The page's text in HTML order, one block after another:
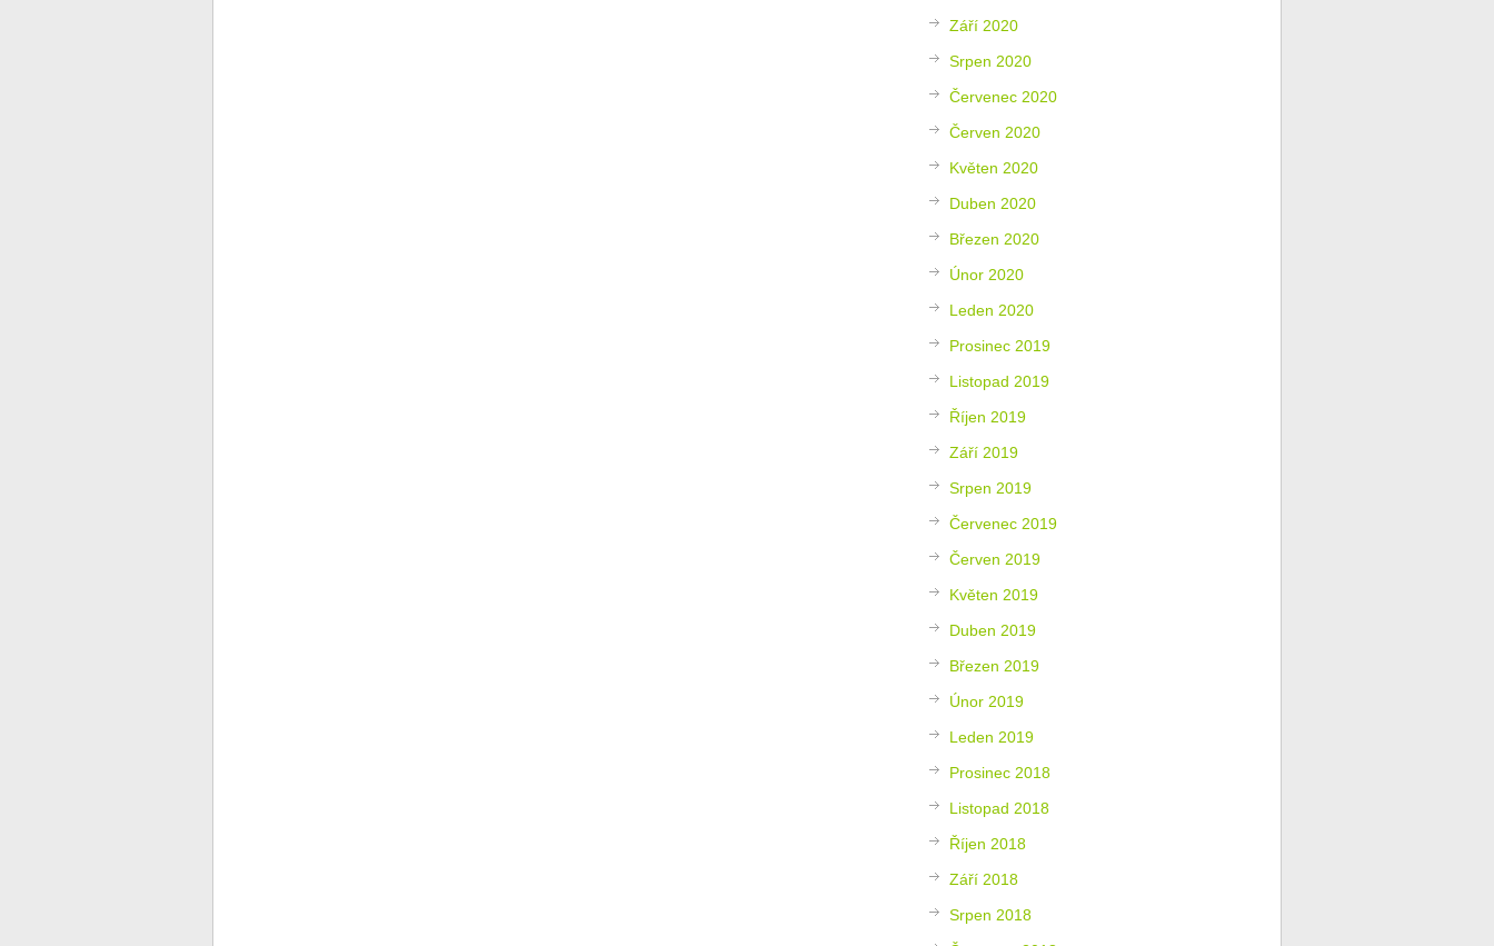
Září 2020
Srpen 2020
Červenec 2020
Červen 2020
Květen 2020
Duben 2020
Březen 2020
Únor 2020
Leden 2020
Prosinec 2019
Listopad 2019
Říjen 2019
Září 2019
Srpen 2019
Červenec 2019
Červen 2019
Květen 2019
Duben 2019
Březen 2019
Únor 2019
Leden 2019
Prosinec 2018
Listopad 2018
Říjen 2018
Září 2018
Srpen 2018